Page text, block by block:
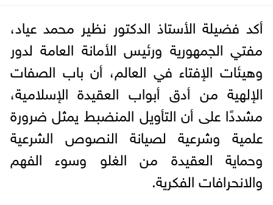
أكد فضيلة الأستاذ الدكتور نظير محمد عياد،
مفتي الجمهورية ورئيس الأمانة العامة لدور
وهيئات الإفتاء في العالم، أن باب الصفات
الإلهية من أدق أبواب العقيدة الإسلامية،
مشددًا على أن التأويل المنضبط يمثل ضرورة
علمية وشرعية لصيانة النصوص الشرعية
وحماية العقيدة من الغلو وسوء الفهم
والانحرافات الفكرية.